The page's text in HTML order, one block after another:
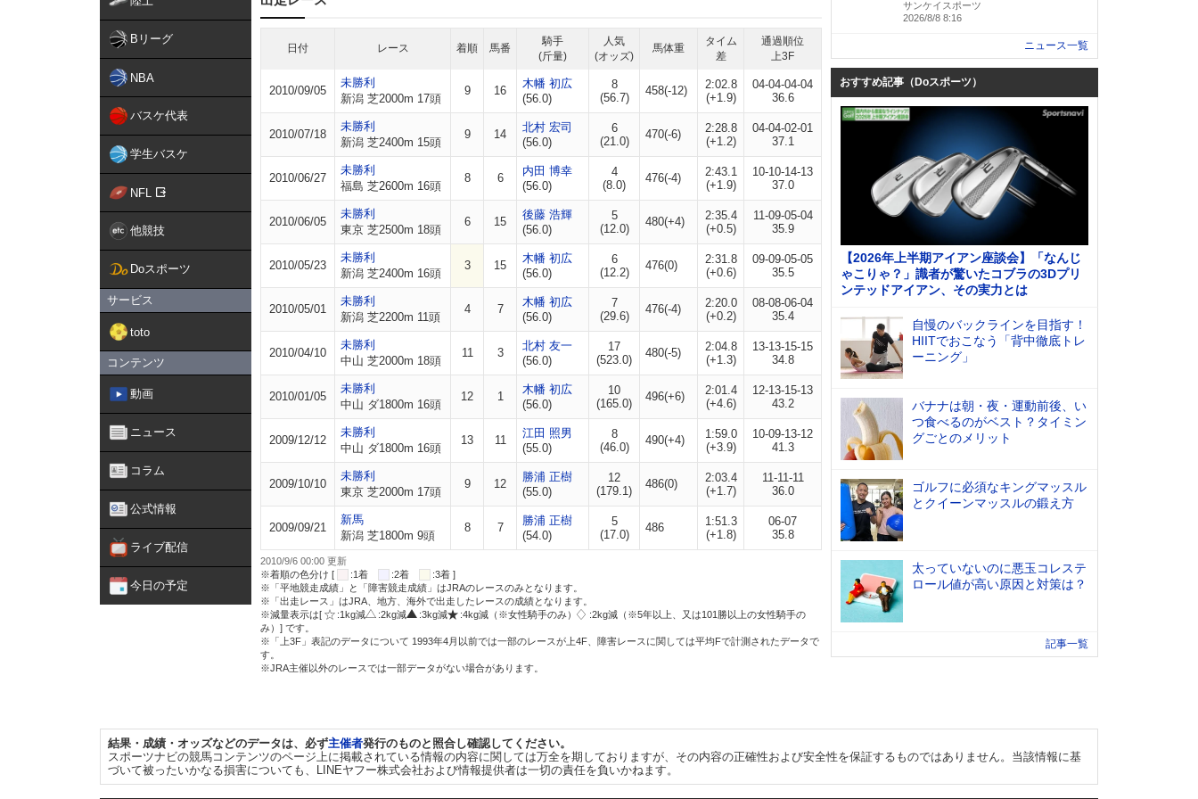
Bリーグ
NBA
バスケ代表
学生バスケ
NFL
他競技
Doスポーツ
サービス
toto
コンテンツ
動画
ニュース
コラム
公式情報
ライブ配信
今日の予定
日付 レース 着順 馬番
騎手
(斤量)
人気
(オッズ)
馬体重
タイム
差
通過順位
上3F
2010/09/05
未勝利
新潟 芝2000m 17頭
9 16
木幡 初広
(56.0)
8
(56.7)
458(-12)
2:02.8
(+1.9)
04-04-04-04
36.6
2010/07/18
未勝利
新潟 芝2400m 15頭
9 14
北村 宏司
(56.0)
6
(21.0)
470(-6)
2:28.8
(+1.2)
04-04-02-01
37.1
2010/06/27
未勝利
福島 芝2600m 16頭
8 6
内田 博幸
(56.0)
4
(8.0)
476(-4)
2:43.1
(+1.9)
10-10-14-13
37.0
2010/06/05
未勝利
東京 芝2500m 18頭
6 15
後藤 浩輝
(56.0)
5
(12.0)
480(+4)
2:35.4
(+0.5)
11-09-05-04
35.9
2010/05/23
未勝利
新潟 芝2400m 16頭
3 15
木幡 初広
(56.0)
6
(12.2)
476(0)
2:31.8
(+0.6)
09-09-05-05
35.5
2010/05/01
未勝利
新潟 芝2200m 11頭
4 7
木幡 初広
(56.0)
7
(29.6)
476(-4)
2:20.0
(+0.2)
08-08-06-04
35.4
2010/04/10
未勝利
中山 芝2000m 18頭
11 3
北村 友一
(56.0)
17
(523.0)
480(-5)
2:04.8
(+1.3)
13-13-15-15
34.8
2010/01/05
未勝利
中山 ダ1800m 16頭
12 1
木幡 初広
(56.0)
10
(165.0)
496(+6)
2:01.4
(+4.6)
12-13-15-13
43.2
2009/12/12
未勝利
中山 ダ1800m 16頭
13 11
江田 照男
(55.0)
8
(46.0)
490(+4)
1:59.0
(+3.9)
10-09-13-12
41.3
2009/10/10
未勝利
東京 芝2000m 17頭
9 12
勝浦 正樹
(55.0)
12
(179.1)
486(0)
2:03.4
(+1.7)
11-11-11
36.0
2009/09/21
新馬
新潟 芝1800m 9頭
8 7
勝浦 正樹
(54.0)
5
(17.0)
486
1:51.3
(+1.8)
06-07
35.8
2010/9/6 00:00 更新
※着順の色分け [
:1着 :2着
:3着 ]
※「平地競走成績」と「障害競走成績」はJRAのレースのみとなります。
※「出走レース」はJRA、地方、海外で出走したレースの成績となります。
※減量表示は[
:1kg減 :2kg減 :3kg減 :4kg減（※女性騎手のみ）
:2kg減（※5年以上、又は101勝以上の女性騎手の
み）] です。
※「上3F」表記のデータについて 1993年4月以前では一部のレースが上4F、障害レースに関しては平均Fで計測されたデータで
す。
※JRA主催以外のレースでは一部データがない場合があります。
サンケイスポーツ
2026/8/8 8:16
ニュース一覧
おすすめ記事（Doスポーツ）
【2026年上半期アイアン座談会】「なんじ
ゃこりゃ？」識者が驚いたコブラの3Dプリ
ンテッドアイアン、その実力とは
自慢のバックラインを目指す！
HIITでおこなう「背中徹底トレ
ーニング」
バナナは朝・夜・運動前後、い
つ食べるのがベスト？タイミン
グごとのメリット
ゴルフに必須なキングマッスル
とクイーンマッスルの鍛え方
太っていないのに悪玉コレステ
ロール値が高い原因と対策は？
記事一覧
結果・成績・オッズなどのデータは、必ず主催者発行のものと照合し確認してください。
スポーツナビの競馬コンテンツのページ上に掲載されている情報の内容に関しては万全を期しておりますが、その内容の正確性および安全性を保証するものではありません。当該情報に基
づいて被ったいかなる損害についても、LINEヤフー株式会社および情報提供者は一切の責任を負いかねます。